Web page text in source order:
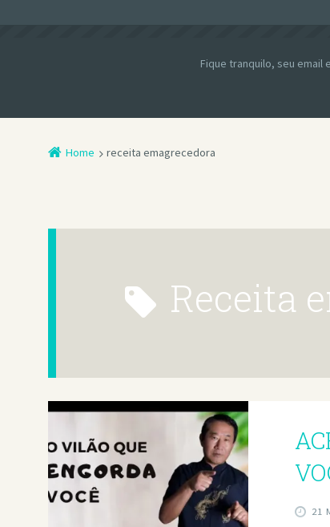
Fique tranquilo, seu email
Home receita emagrecedora
receita
21